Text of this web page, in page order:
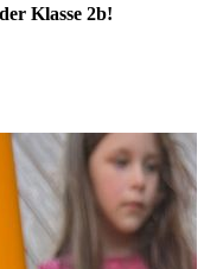
Klasse 2b!